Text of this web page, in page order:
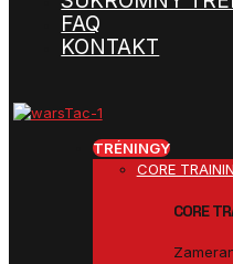
FAQ
KONTAKT
TRÉNINGY
CORE
CORE